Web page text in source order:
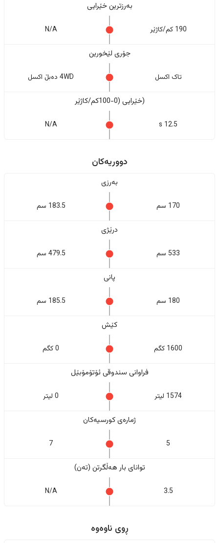
بەرزترین خێرایی
190 کم/کاژێر N/A
جۆری لێخورین
تاک اکسل 4WD دەبڵ اکسل
(خێرایی (0-100کم/کاژێر
12.5 s
N/A
دووریەکان
بەرزی
170 سم 183.5 سم
درێژی
533 سم 479.5 سم
پانی
180 سم 185.5 سم
کێش
1600 کگم 0 کگم
فراوانی سندوقی ئۆتۆمۆبێل
1574 لیتر 0 لیتر
ژمارەی کورسیەکان
5
7
تواناى بار هەڵگرتن (تەن)
3.5
N/A
ڕوی ناوەوە